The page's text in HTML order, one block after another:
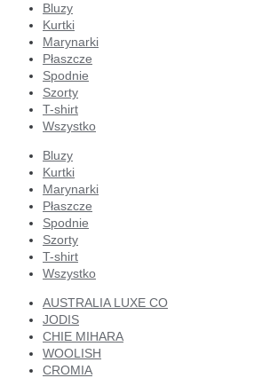
Bluzy
Kurtki
Marynarki
Płaszcze
Spodnie
Szorty
T-shirt
Wszystko
Bluzy
Kurtki
Marynarki
Płaszcze
Spodnie
Szorty
T-shirt
Wszystko
AUSTRALIA LUXE CO
JODIS
CHIE MIHARA
WOOLISH
CROMIA